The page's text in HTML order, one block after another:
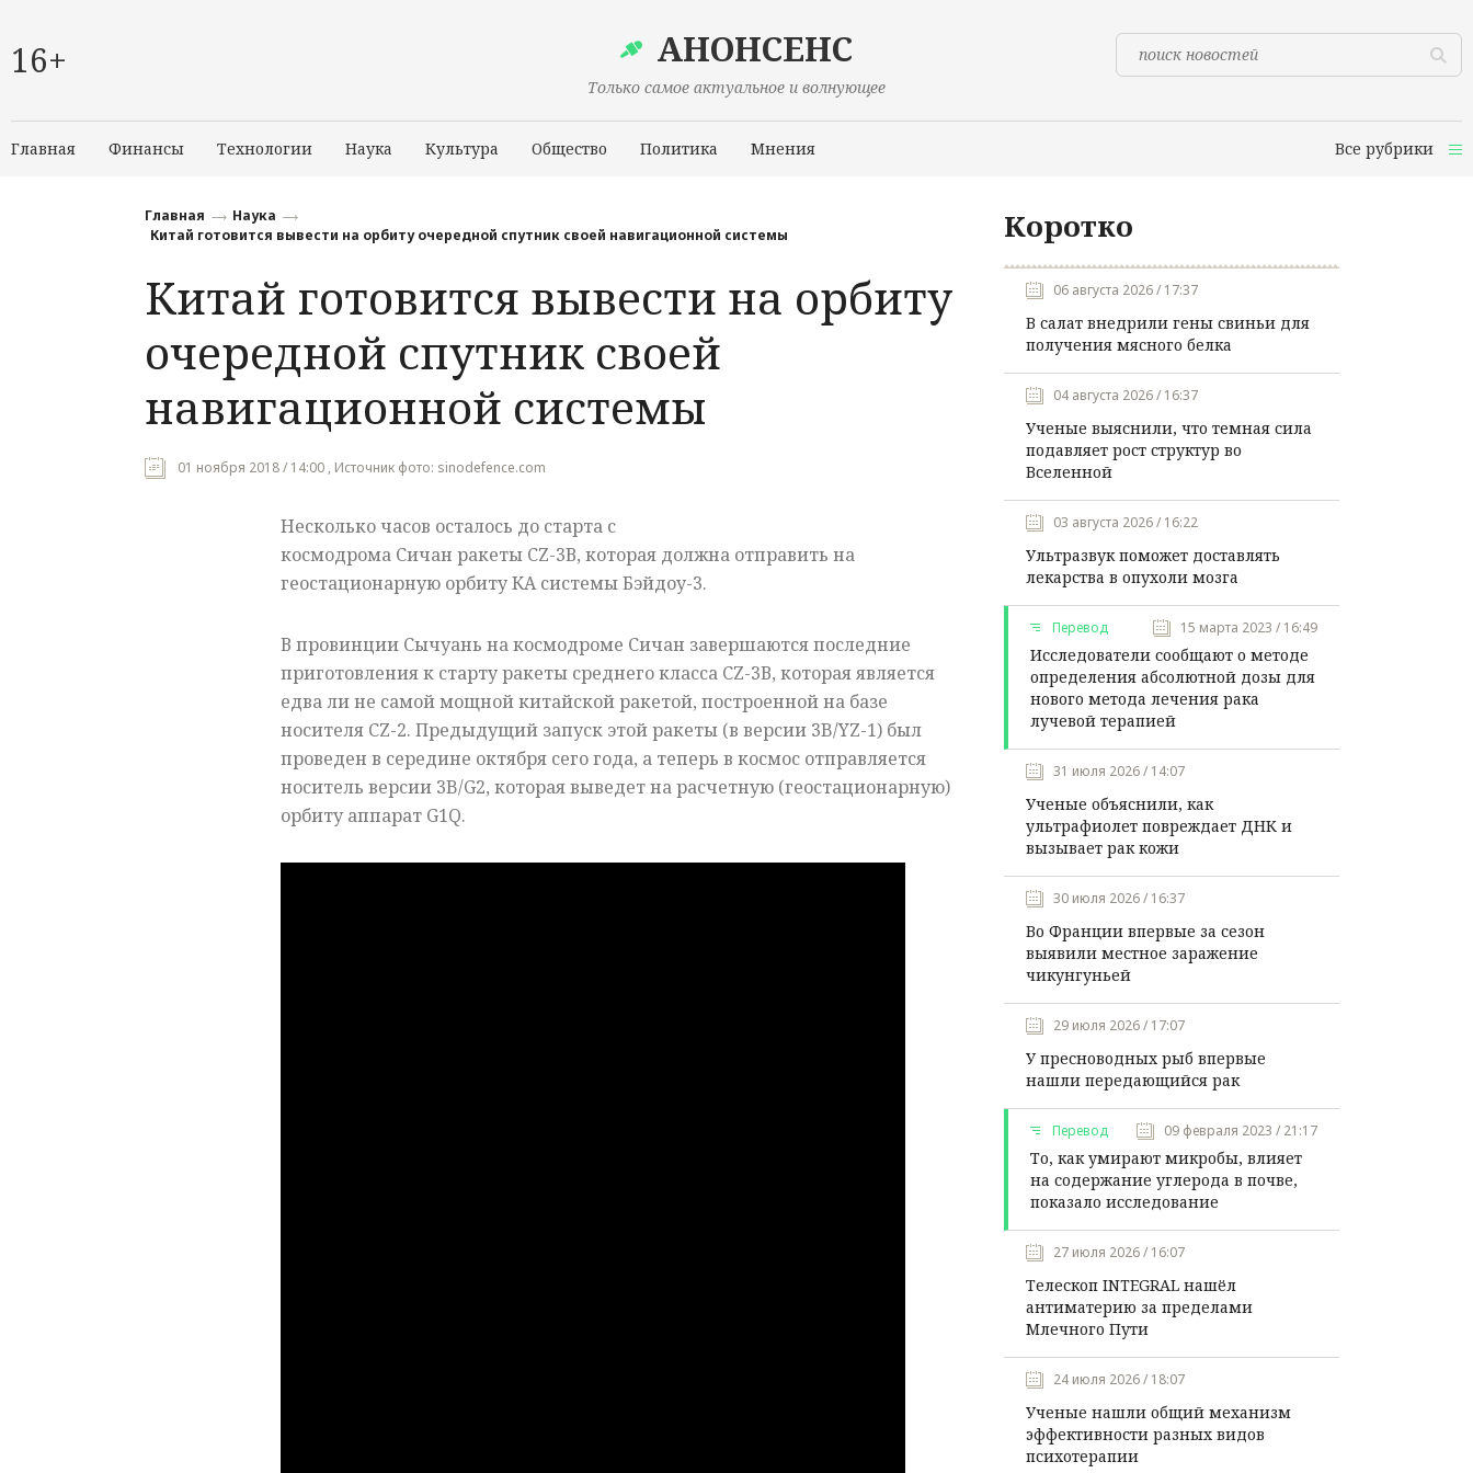
16+ АНОНСЕНС
Только самое актуальное и волнующее
Главная Финансы Технологии Наука Культура Общество Политика Мнения Все рубрики
Главная
Наука
Китай готовится вывести на орбиту очередной спутник своей навигационной системы
Китай готовится вывести на орбиту
очередной спутник своей
навигационной системы
01 ноября 2018 / 14:00 , Источник фото: sinodefence.com
Несколько часов осталось до старта с
космодрома Сичан ракеты CZ-3В, которая должна отправить на
геостационарную орбиту КА системы Бэйдоу-3.
В провинции Сычуань на космодроме Сичан завершаются последние
приготовления к старту ракеты среднего класса CZ-3В, которая является
едва ли не самой мощной китайской ракетой, построенной на базе
носителя CZ-2. Предыдущий запуск этой ракеты (в версии 3B/YZ-1) был
проведен в середине октября сего года, а теперь в космос отправляется
носитель версии 3B/G2, которая выведет на расчетную (геостационарную)
орбиту аппарат G1Q.
Коротко
06 августа 2026 / 17:37
В салат внедрили гены свиньи для
получения мясного белка
04 августа 2026 / 16:37
Ученые выяснили, что темная сила
подавляет рост структур во
Вселенной
03 августа 2026 / 16:22
Ультразвук поможет доставлять
лекарства в опухоли мозга
Перевод 15 марта 2023 / 16:49
Исследователи сообщают о методе
определения абсолютной дозы для
нового метода лечения рака
лучевой терапией
31 июля 2026 / 14:07
Ученые объяснили, как
ультрафиолет повреждает ДНК и
вызывает рак кожи
30 июля 2026 / 16:37
Во Франции впервые за сезон
выявили местное заражение
чикунгуньей
29 июля 2026 / 17:07
У пресноводных рыб впервые
нашли передающийся рак
Перевод 09 февраля 2023 / 21:17
То, как умирают микробы, влияет
на содержание углерода в почве,
показало исследование
27 июля 2026 / 16:07
Телескоп INTEGRAL нашёл
антиматерию за пределами
Млечного Пути
24 июля 2026 / 18:07
Ученые нашли общий механизм
эффективности разных видов
психотерапии